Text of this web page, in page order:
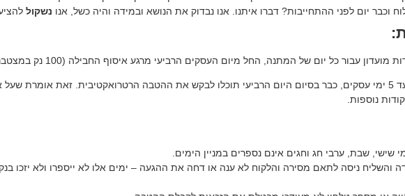
יום לפני ההתחייבות? דברו איתנו. אנו נבדוק את הנושא ובמידה והיה כשל, אנו נשקול
שישי, שבת, ערבי חג וחגים אינם נספרים במניין הימים.
והשליח ניסה לתאם מסירה והלקוח לא ענה או דחה את ההגעה – ימים אלו לא ייספרו ולא יזכו